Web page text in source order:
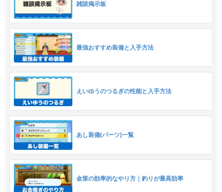
雑談掲示板
最強おすすめ装備と入手方法
えいゆうのつるぎの性能と入手方法
あし装備(パーツ)一覧
金策の効率的なやり方｜釣りが最高効率